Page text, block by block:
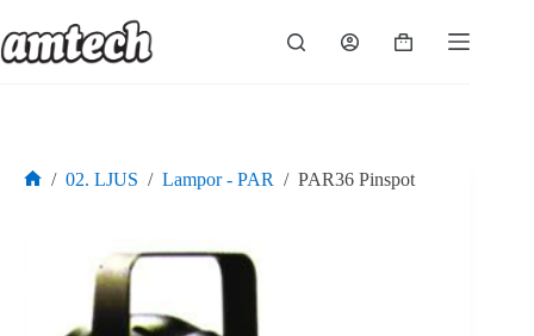
till
innehåll
Varukorg
/ 02. LJUS / Lampor - PAR / PAR36 Pinspot